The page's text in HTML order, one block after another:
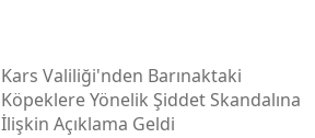
Kars Valiliği'nden Barınaktaki
Köpeklere Yönelik Şiddet Skandalına
İlişkin Açıklama Geldi